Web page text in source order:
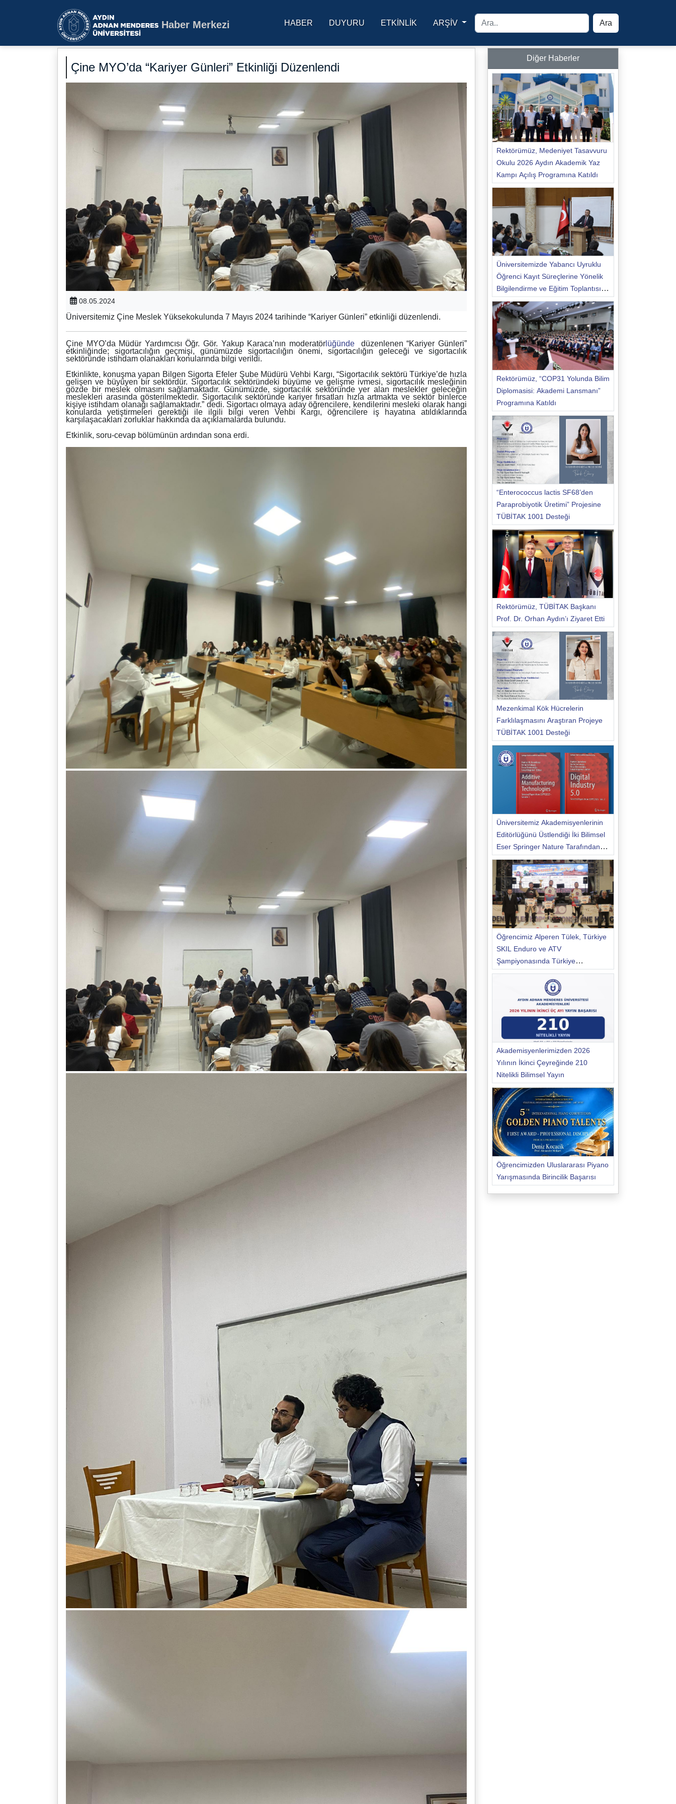
Aydın Adnan Menderes Üniversitesi Ana Sayfa
Haber Merkezi HABER DUYURU ETKINLIK ARŞİV Ara
Çine MYO’da “Kariyer Günleri” Etkinliği Düzenlendi
08.05.2024
Üniversitemiz Çine Meslek Yüksekokulunda 7 Mayıs 2024 tarihinde “Kariyer Günleri” etkinliği düzenlendi.
Çine MYO’da Müdür Yardımcısı Öğr. Gör. Yakup Karaca’nın moderatörlüğündedüzenlenen “Kariyer Günleri”
etkinliğinde; sigortacılığın geçmişi, günümüzde sigortacılığın önemi, sigortacılığın geleceği ve sigortacılık
sektöründe istihdam olanakları konularında bilgi verildi.
Etkinlikte, konuşma yapan Bilgen Sigorta Efeler Şube Müdürü Vehbi Kargı, “Sigortacılık sektörü Türkiye’de hızla
gelişen ve büyüyen bir sektördür. Sigortacılık sektöründeki büyüme ve gelişme ivmesi, sigortacılık mesleğinin
gözde bir meslek olmasını sağlamaktadır. Günümüzde, sigortacılık sektöründe yer alan meslekler geleceğin
meslekleri arasında gösterilmektedir. Sigortacılık sektöründe kariyer fırsatları hızla artmakta ve sektör binlerce
kişiye istihdam olanağı sağlamaktadır.” dedi. Sigortacı olmaya aday öğrencilere, kendilerini mesleki olarak hangi
konularda yetiştirmeleri gerektiği ile ilgili bilgi veren Vehbi Kargı, öğrencilere iş hayatına atıldıklarında
karşılaşacakları zorluklar hakkında da açıklamalarda bulundu.
Etkinlik, soru-cevap bölümünün ardından sona erdi.
Diğer Haberler
Rektörümüz, Medeniyet Tasavvuru
Okulu 2026 Aydın Akademik Yaz
Kampı Açılış Programına Katıldı
Üniversitemizde Yabancı Uyruklu
Öğrenci Kayıt Süreçlerine Yönelik
Bilgilendirme ve Eğitim Toplantısı
Düzenlendi
Rektörümüz, “COP31 Yolunda Bilim
Diplomasisi: Akademi Lansmanı”
Programına Katıldı
“Enterococcus lactis SF68’den
Paraprobiyotik Üretimi” Projesine
TÜBİTAK 1001 Desteği
Rektörümüz, TÜBİTAK Başkanı
Prof. Dr. Orhan Aydın’ı Ziyaret Etti
Mezenkimal Kök Hücrelerin
Farklılaşmasını Araştıran Projeye
TÜBİTAK 1001 Desteği
Üniversitemiz Akademisyenlerinin
Editörlüğünü Üstlendiği İki Bilimsel
Eser Springer Nature Tarafından
Yayımlandı
Öğrencimiz Alperen Tülek, Türkiye
SKIL Enduro ve ATV
Şampiyonasında Türkiye
Şampiyonu Oldu
Akademisyenlerimizden 2026
Yılının İkinci Çeyreğinde 210
Nitelikli Bilimsel Yayın
Öğrencimizden Uluslararası Piyano
Yarışmasında Birincilik Başarısı